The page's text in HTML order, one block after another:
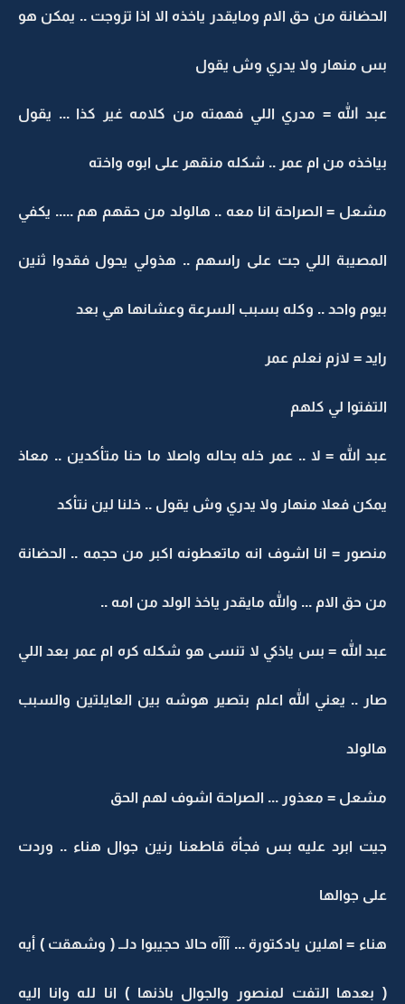
الحضانة من حق الام ومايقدر ياخذه الا اذا تزوجت .. يمكن هو
بس منهار ولا يدري وش يقول
عبد الله = مدري اللي فهمته من كلامه غير كذا ... يقول
بياخذه من ام عمر .. شكله منقهر على ابوه واخته
مشعل = الصراحة انا معه .. هالولد من حقهم هم ..... يكفي
المصيبة اللي جت على راسهم .. هذولي يحول فقدوا ثنين
بيوم واحد .. وكله بسبب السرعة وعشانها هي بعد
رايد = لازم نعلم عمر
التفتوا لي كلهم
عبد الله = لا .. عمر خله بحاله واصلا ما حنا متأكدين .. معاذ
يمكن فعلا منهار ولا يدري وش يقول .. خلنا لين نتأكد
منصور = انا اشوف انه ماتعطونه اكبر من حجمه .. الحضانة
من حق الام ... والله مايقدر ياخذ الولد من امه ..
عبد الله = بس ياذكي لا تنسى هو شكله كره ام عمر بعد اللي
صار .. يعني الله اعلم بتصير هوشه بين العايلتين والسبب
هالولد
مشعل = معذور ... الصراحة اشوف لهم الحق
جيت ابرد عليه بس فجأة قاطعنا رنين جوال هناء .. وردت
على جوالها
هناء = اهلين يادكتورة ... آآآه حالا حجيبوا دلــ ( وشهقت ) أيه
( بعدها التفت لمنصور والجوال باذنها ) انا لله وانا اليه